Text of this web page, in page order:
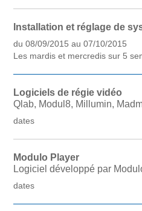
Installation et réglage de
du 08/09/2015 au 07/10/2015
Les mardis et mercredis sur 5
Logiciels de régie vidéo
Qlab, Modul8, Millumin,
dates
Modulo Player
Logiciel développé par
dates